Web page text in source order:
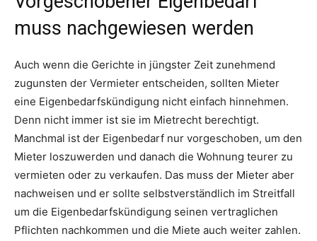
muss nachgewiesen werden
Auch wenn die Gerichte in jüngster Zeit zunehmend
zugunsten der Vermieter entscheiden, sollten Mieter
eine Eigenbedarfskündigung nicht einfach hinnehmen.
Denn nicht immer ist sie im Mietrecht berechtigt.
Manchmal ist der Eigenbedarf nur vorgeschoben, um den
Mieter loszuwerden und danach die Wohnung teurer zu
vermieten oder zu verkaufen. Das muss der Mieter aber
nachweisen und er sollte selbstverständlich im Streitfall
um die Eigenbedarfskündigung seinen vertraglichen
Pflichten nachkommen und die Miete auch weiter zahlen.